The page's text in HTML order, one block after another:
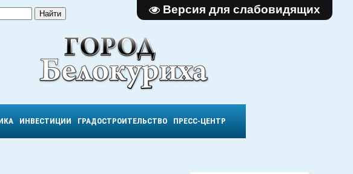
Версия для слабовидящих
ИНВЕСТИЦИИ ГРАДОСТРОИТЕЛЬСТВО ПРЕСС-ЦЕНТР